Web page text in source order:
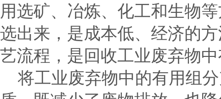
用选矿、冶炼、化工和生物
选出来，是成本低、经济的
艺流程，是回收工业废弃物
将工业废弃物中的有用组